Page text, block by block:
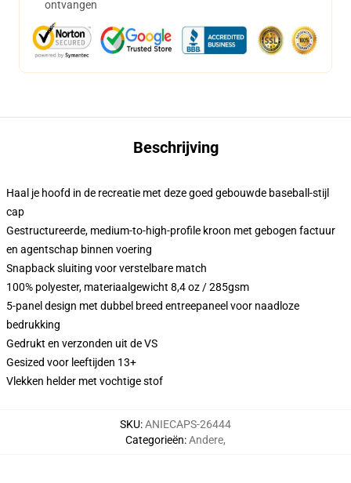
ontvangen
Beschrijving
Haal je hoofd in de recreatie met deze goed gebouwde baseball-stijl
cap
Gestructureerde, medium-to-high-profile kroon met gebogen factuur
en agentschap binnen voering
Snapback sluiting voor verstelbare match
100% polyester, materiaalgewicht 8,4 oz / 285gsm
5-panel design met dubbel breed entreepaneel voor naadloze
bedrukking
Gedrukt en verzonden uit de VS
Gesized voor leeftijden 13+
Vlekken helder met vochtige stof
SKU:ANIECAPS-26444
Categorieën:Andere,